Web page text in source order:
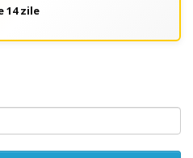
14 zile